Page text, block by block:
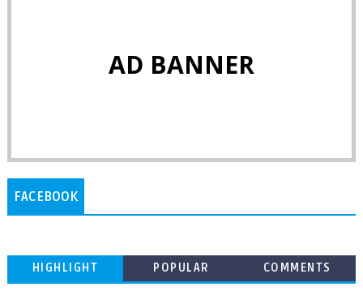
AD BANNER
FACEBOOK
HIGHLIGHT POPULAR COMMENTS